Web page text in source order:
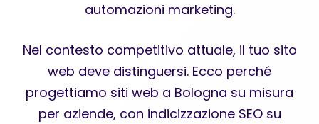
automazioni marketing.
Nel contesto competitivo attuale, il tuo sito
web deve distinguersi. Ecco perché
progettiamo siti web a Bologna su misura
per aziende, con indicizzazione SEO su